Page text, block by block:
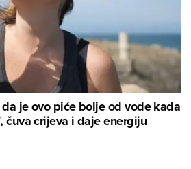
je ovo piće bolje od vode kada
čuva crijeva i daje energiju